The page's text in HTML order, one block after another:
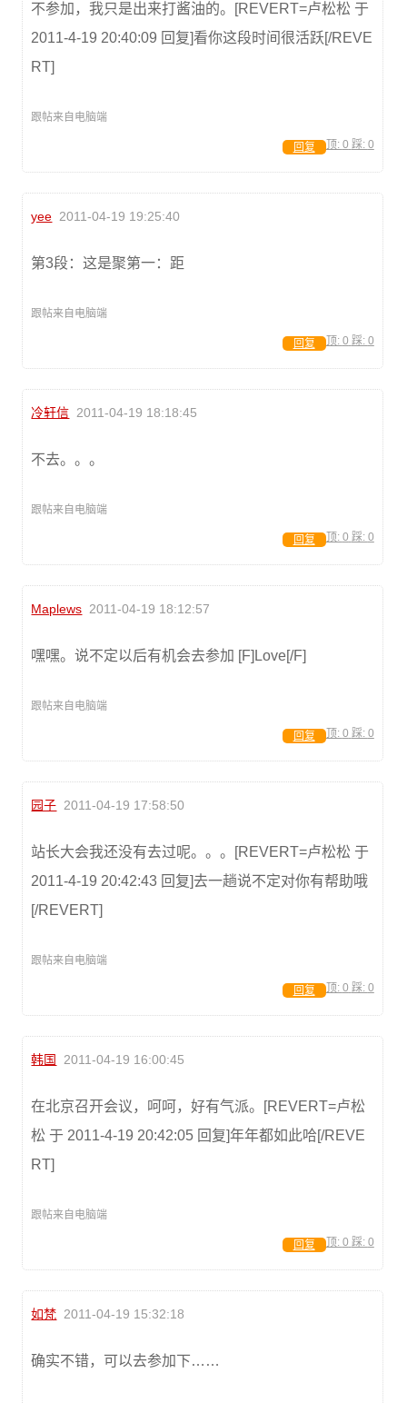
不参加，我只是出来打酱油的。[REVERT=卢松松 于
2011-4-19 20:40:09 回复]看你这段时间很活跃[/REVE
RT]
跟帖来自电脑端
顶: 0 踩: 0
回复
yee 2011-04-19 19:25:40
第3段：这是聚第一：距
跟帖来自电脑端
顶: 0 踩: 0
回复
冷轩信 2011-04-19 18:18:45
不去。。。
跟帖来自电脑端
顶: 0 踩: 0
回复
Maplews 2011-04-19 18:12:57
嘿嘿。说不定以后有机会去参加 [F]Love[/F]
跟帖来自电脑端
顶: 0 踩: 0
回复
园子 2011-04-19 17:58:50
站长大会我还没有去过呢。。。[REVERT=卢松松 于
2011-4-19 20:42:43 回复]去一趟说不定对你有帮助哦
[/REVERT]
跟帖来自电脑端
顶: 0 踩: 0
回复
韩国 2011-04-19 16:00:45
在北京召开会议，呵呵，好有气派。[REVERT=卢松
松 于 2011-4-19 20:42:05 回复]年年都如此哈[/REVE
RT]
跟帖来自电脑端
顶: 0 踩: 0
回复
如梵 2011-04-19 15:32:18
确实不错，可以去参加下……